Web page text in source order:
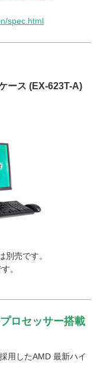
spec.html
ース (EX-623T-A)
売です。
。
ロセッサー搭載
用したAMD 最新ハイ